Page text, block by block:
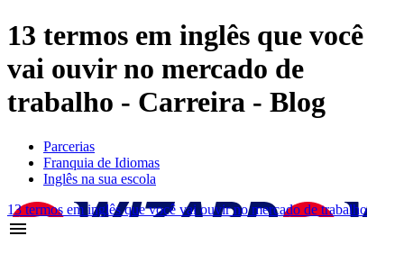
13 termos em inglês que você
vai ouvir no mercado de
trabalho - Carreira - Blog
Parcerias
Franquia de Idiomas
Inglês na sua escola
13 termos em inglês que você vai ouvir no mercado de trabalho
menu